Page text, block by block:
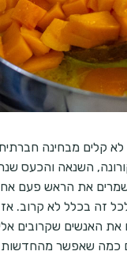
לא קלים מבחינה
השנאה והכעס
את הראש פעם
זה בכלל לא קרוב.
את האנשים שקרובים
כמה שאפשר מהחדשות